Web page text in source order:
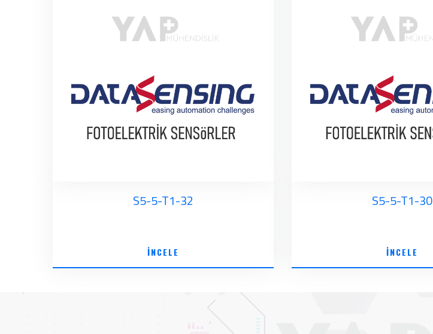
S5-5-T1-32
İNCELE
S5-5-T1-30
İNCELE